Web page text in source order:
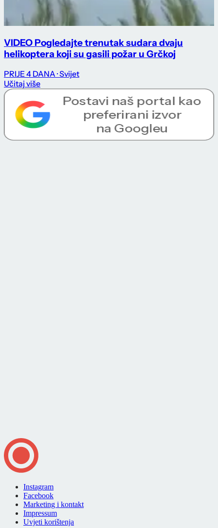
VIDEO Pogledajte trenutak sudara dvaju
helikoptera koji su gasili požar u Grčkoj
PRIJE 4 DANA · Svijet
Učitaj više
Instagram
Facebook
Marketing i kontakt
Impressum
Uvjeti korištenja